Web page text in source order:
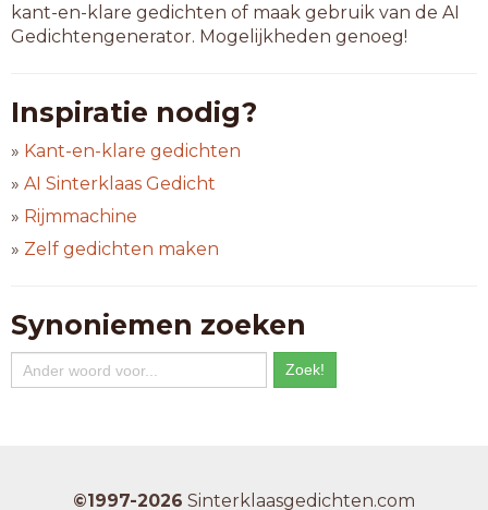
kant-en-klare gedichten of maak gebruik van de AI
Gedichtengenerator. Mogelijkheden genoeg!
Inspiratie nodig?
» Kant-en-klare gedichten
» AI Sinterklaas Gedicht
» Rijmmachine
» Zelf gedichten maken
Synoniemen zoeken
©1997-2026 Sinterklaasgedichten.com